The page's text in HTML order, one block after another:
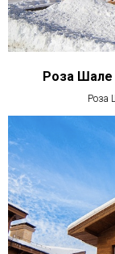
Роза Шале
Роза